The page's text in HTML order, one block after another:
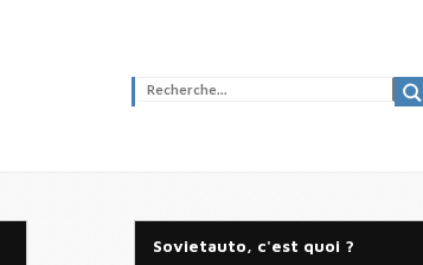
Sovietauto, c'est quoi ?